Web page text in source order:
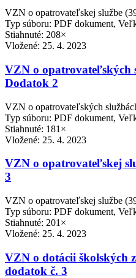
VZN o opatrovateľskej službe
Typ súboru: PDF dokument,
Stiahnuté: 208×
Vložené: 25. 4. 2023
VZN o opatrovateľských
Dodatok 2
VZN o opatrovateľských
Typ súboru: PDF dokument,
Stiahnuté: 181×
Vložené: 25. 4. 2023
VZN o opatrovateľskej
3
VZN o opatrovateľskej službe
Typ súboru: PDF dokument,
Stiahnuté: 201×
Vložené: 25. 4. 2023
VZN o dotácii školských
dodatok č. 3